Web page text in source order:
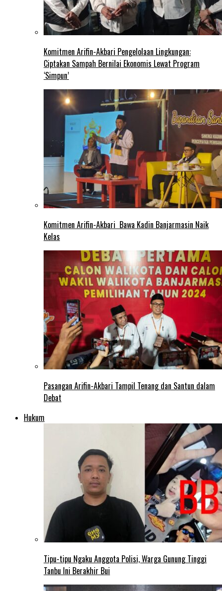
Komitmen Arifin-Akbari Pengelolaan Lingkungan:
Ciptakan Sampah Bernilai Ekonomis Lewat Program
‘Simpun’
Komitmen Arifin-Akbari Bawa Kadin Banjarmasin Naik
Kelas
Pasangan Arifin-Akbari Tampil Tenang dan Santun dalam
Debat
Hukum
Tipu-tipu Ngaku Anggota Polisi, Warga Gunung Tinggi
Tanbu Ini Berakhir Bui